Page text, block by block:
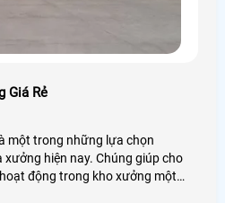
Giá Rẻ
một trong những lựa chọn
nay. Chúng giúp cho
động trong kho xưởng một